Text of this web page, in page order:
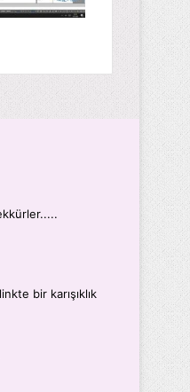
bir karışıklık